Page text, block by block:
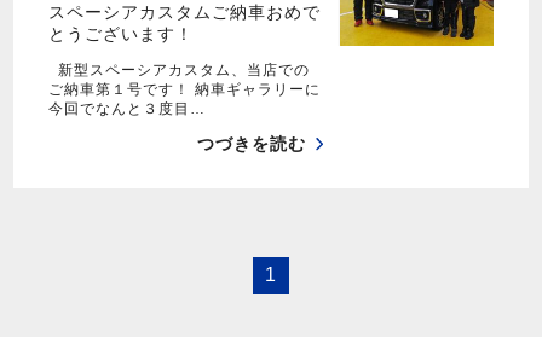
スペーシアカスタムご納車おめで
とうございます！
新型スペーシアカスタム、当店での
ご納車第１号です！ 納車ギャラリーに
今回でなんと３度目…
つづきを読む
1